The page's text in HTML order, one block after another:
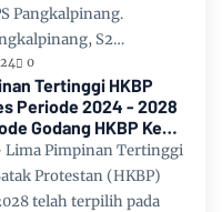
Pangkalpinang.
S2…
0
Tertinggi HKBP
Periode 2024 - 2028
Godang HKBP Ke
Lima Pimpinan Tertinggi
Protestan (HKBP)
telah terpilih pada